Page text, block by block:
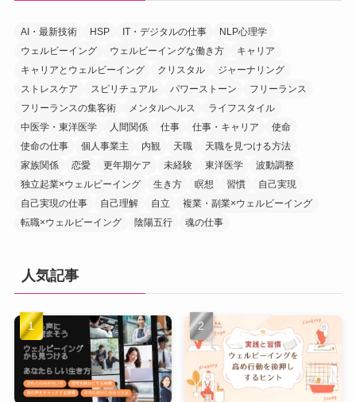
AI・最新技術 HSP IT・デジタルの仕事
NLP心理学
ウェルビーイング
ウェルビーイングな働き方
キャリア
キャリアとウェルビーイング
クリスタル
ジャーナリング
ストレスケア
スピリチュアル パワーストーン
フリーランス
フリーランスの集客術
メンタルヘルス
ライフスタイル
中医学・東洋医学
人間関係 仕事 仕事・キャリア
使命
使命の仕事
個人事業主 内観 天職
天職を見つける方法
家族関係
恋愛 更年期ケア 未経験 東洋医学
波動調整
独立起業×ウェルビーイング
生き方 瞑想 習慣
自己実現
自己実現の仕事
自己理解 自立
複業・副業×ウェルビーイング
転職×ウェルビーイング
陰陽五行 魂の仕事
人気記事